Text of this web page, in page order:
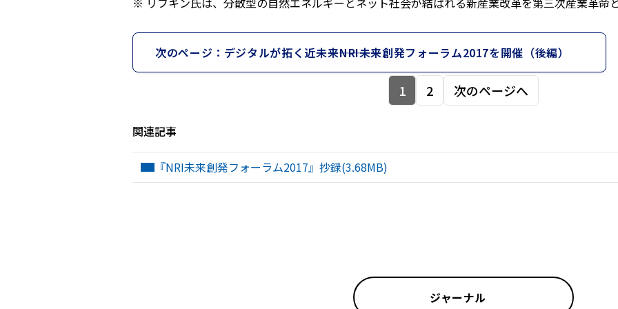
次のページ：デジタルが拓く近未来――NRI未来創発フォーラム2017を開催（後編）
1 2 次のページへ
関連記事
『NRI未来創発フォーラム2017』抄録(3.68MB)
ジャーナル